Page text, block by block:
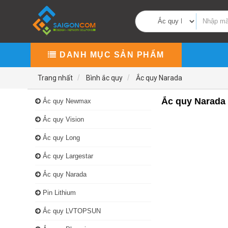
DANH MỤC SẢN PHẨM
Trang nhất Bình ắc quy Ắc quy Narada
Ắc quy Narada
Ắc quy Newmax
Ắc quy Vision
Ắc quy Long
Ắc quy Largestar
Ắc quy Narada
Pin Lithium
Ắc quy LVTOPSUN